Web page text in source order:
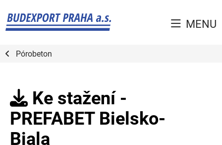
MENU
Pórobeton
Ke stažení -
PREFABET Bielsko-
Biala